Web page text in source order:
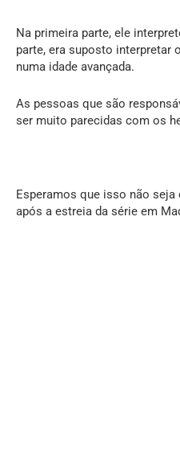
Na primeira parte, ele
parte, era suposto interpretar
numa idade avançada.
As pessoas que são
ser muito parecidas com os
Esperamos que isso não seja
após a estreia da série em